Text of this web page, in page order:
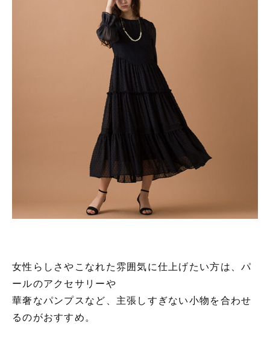
女性らしさやこなれた雰囲気に仕上げたい方は、パ
ールのアクセサリーや
華奢なパンプスなど、主張しすぎない小物を合わせ
るのがおすすめ。